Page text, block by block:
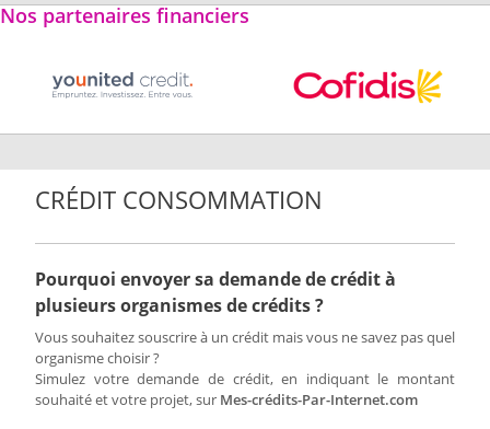
Nos partenaires financiers
CRÉDIT CONSOMMATION
Pourquoi envoyer sa demande de crédit à
plusieurs organismes de crédits ?
Vous souhaitez souscrire à un crédit mais vous ne savez pas quel
organisme choisir ?
Simulez votre demande de crédit, en indiquant le montant
souhaité et votre projet, sur Mes-crédits-Par-Internet.com